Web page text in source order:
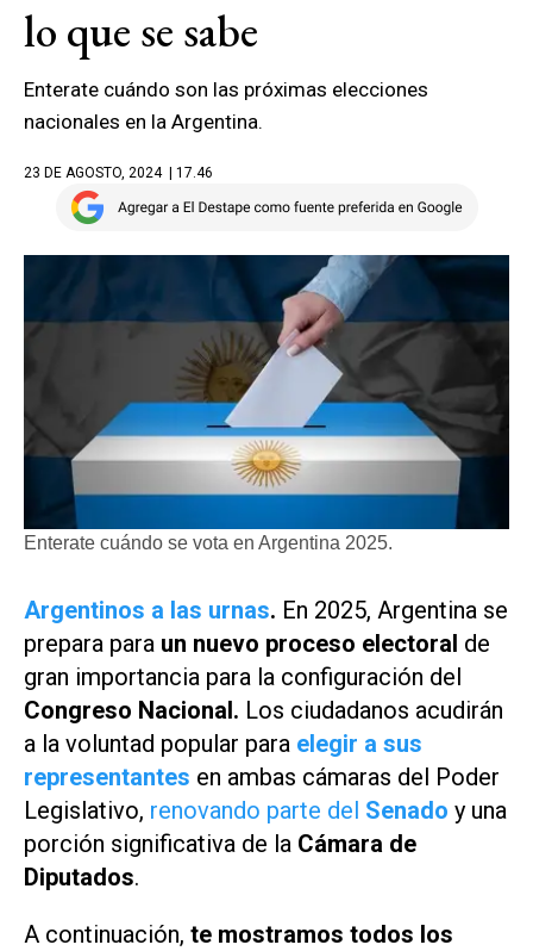
lo que se sabe
Enterate cuándo son las próximas elecciones
nacionales en la Argentina.
23 DE AGOSTO, 2024 | 17.46
Enterate cuándo se vota en Argentina 2025.
Argentinos a las urnas. En 2025, Argentina se
prepara para un nuevo proceso electoral de
gran importancia para la configuración del
Congreso Nacional. Los ciudadanos acudirán
a la voluntad popular para elegir a sus
representantes en ambas cámaras del Poder
Legislativo, renovando parte del Senado y una
porción significativa de la Cámara de
Diputados.
A continuación, te mostramos todos los